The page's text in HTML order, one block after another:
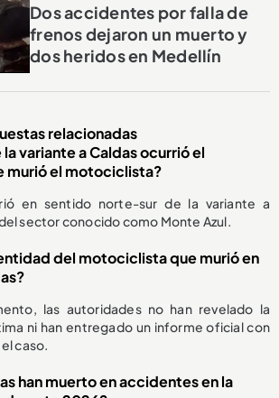
Dos accidentes por falla de
frenos dejaron un muerto y
dos heridos en Medellín
relacionadas
variante a Caldas ocurrió el
murió el motociclista?
en sentido norte-sur de la variante a
sector conocido como Monte Azul.
del motociclista que murió en
las autoridades no han revelado la
ni han entregado un informe oficial con
caso.
han muerto en accidentes en la